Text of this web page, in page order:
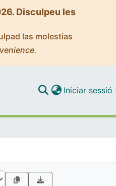
Disculpeu les
las molestias
Iniciar sessió